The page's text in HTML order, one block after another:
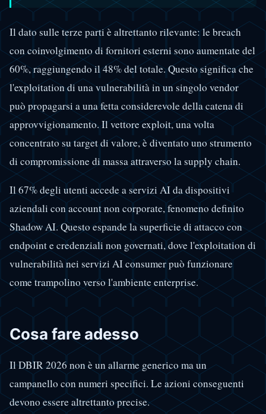
Il dato sulle terze parti è altrettanto rilevante: le breach
con coinvolgimento di fornitori esterni sono aumentate del
60%, raggiungendo il 48% del totale. Questo significa che
l'exploitation di una vulnerabilità in un singolo vendor
può propagarsi a una fetta considerevole della catena di
approvvigionamento. Il vettore exploit, una volta
concentrato su target di valore, è diventato uno strumento
di compromissione di massa attraverso la supply chain.
Il 67% degli utenti accede a servizi AI da dispositivi
aziendali con account non corporate, fenomeno definito
Shadow AI. Questo espande la superficie di attacco con
endpoint e credenziali non governati, dove l'exploitation di
vulnerabilità nei servizi AI consumer può funzionare
come trampolino verso l'ambiente enterprise.
Cosa fare adesso
Il DBIR 2026 non è un allarme generico ma un
campanello con numeri specifici. Le azioni conseguenti
devono essere altrettanto precise.